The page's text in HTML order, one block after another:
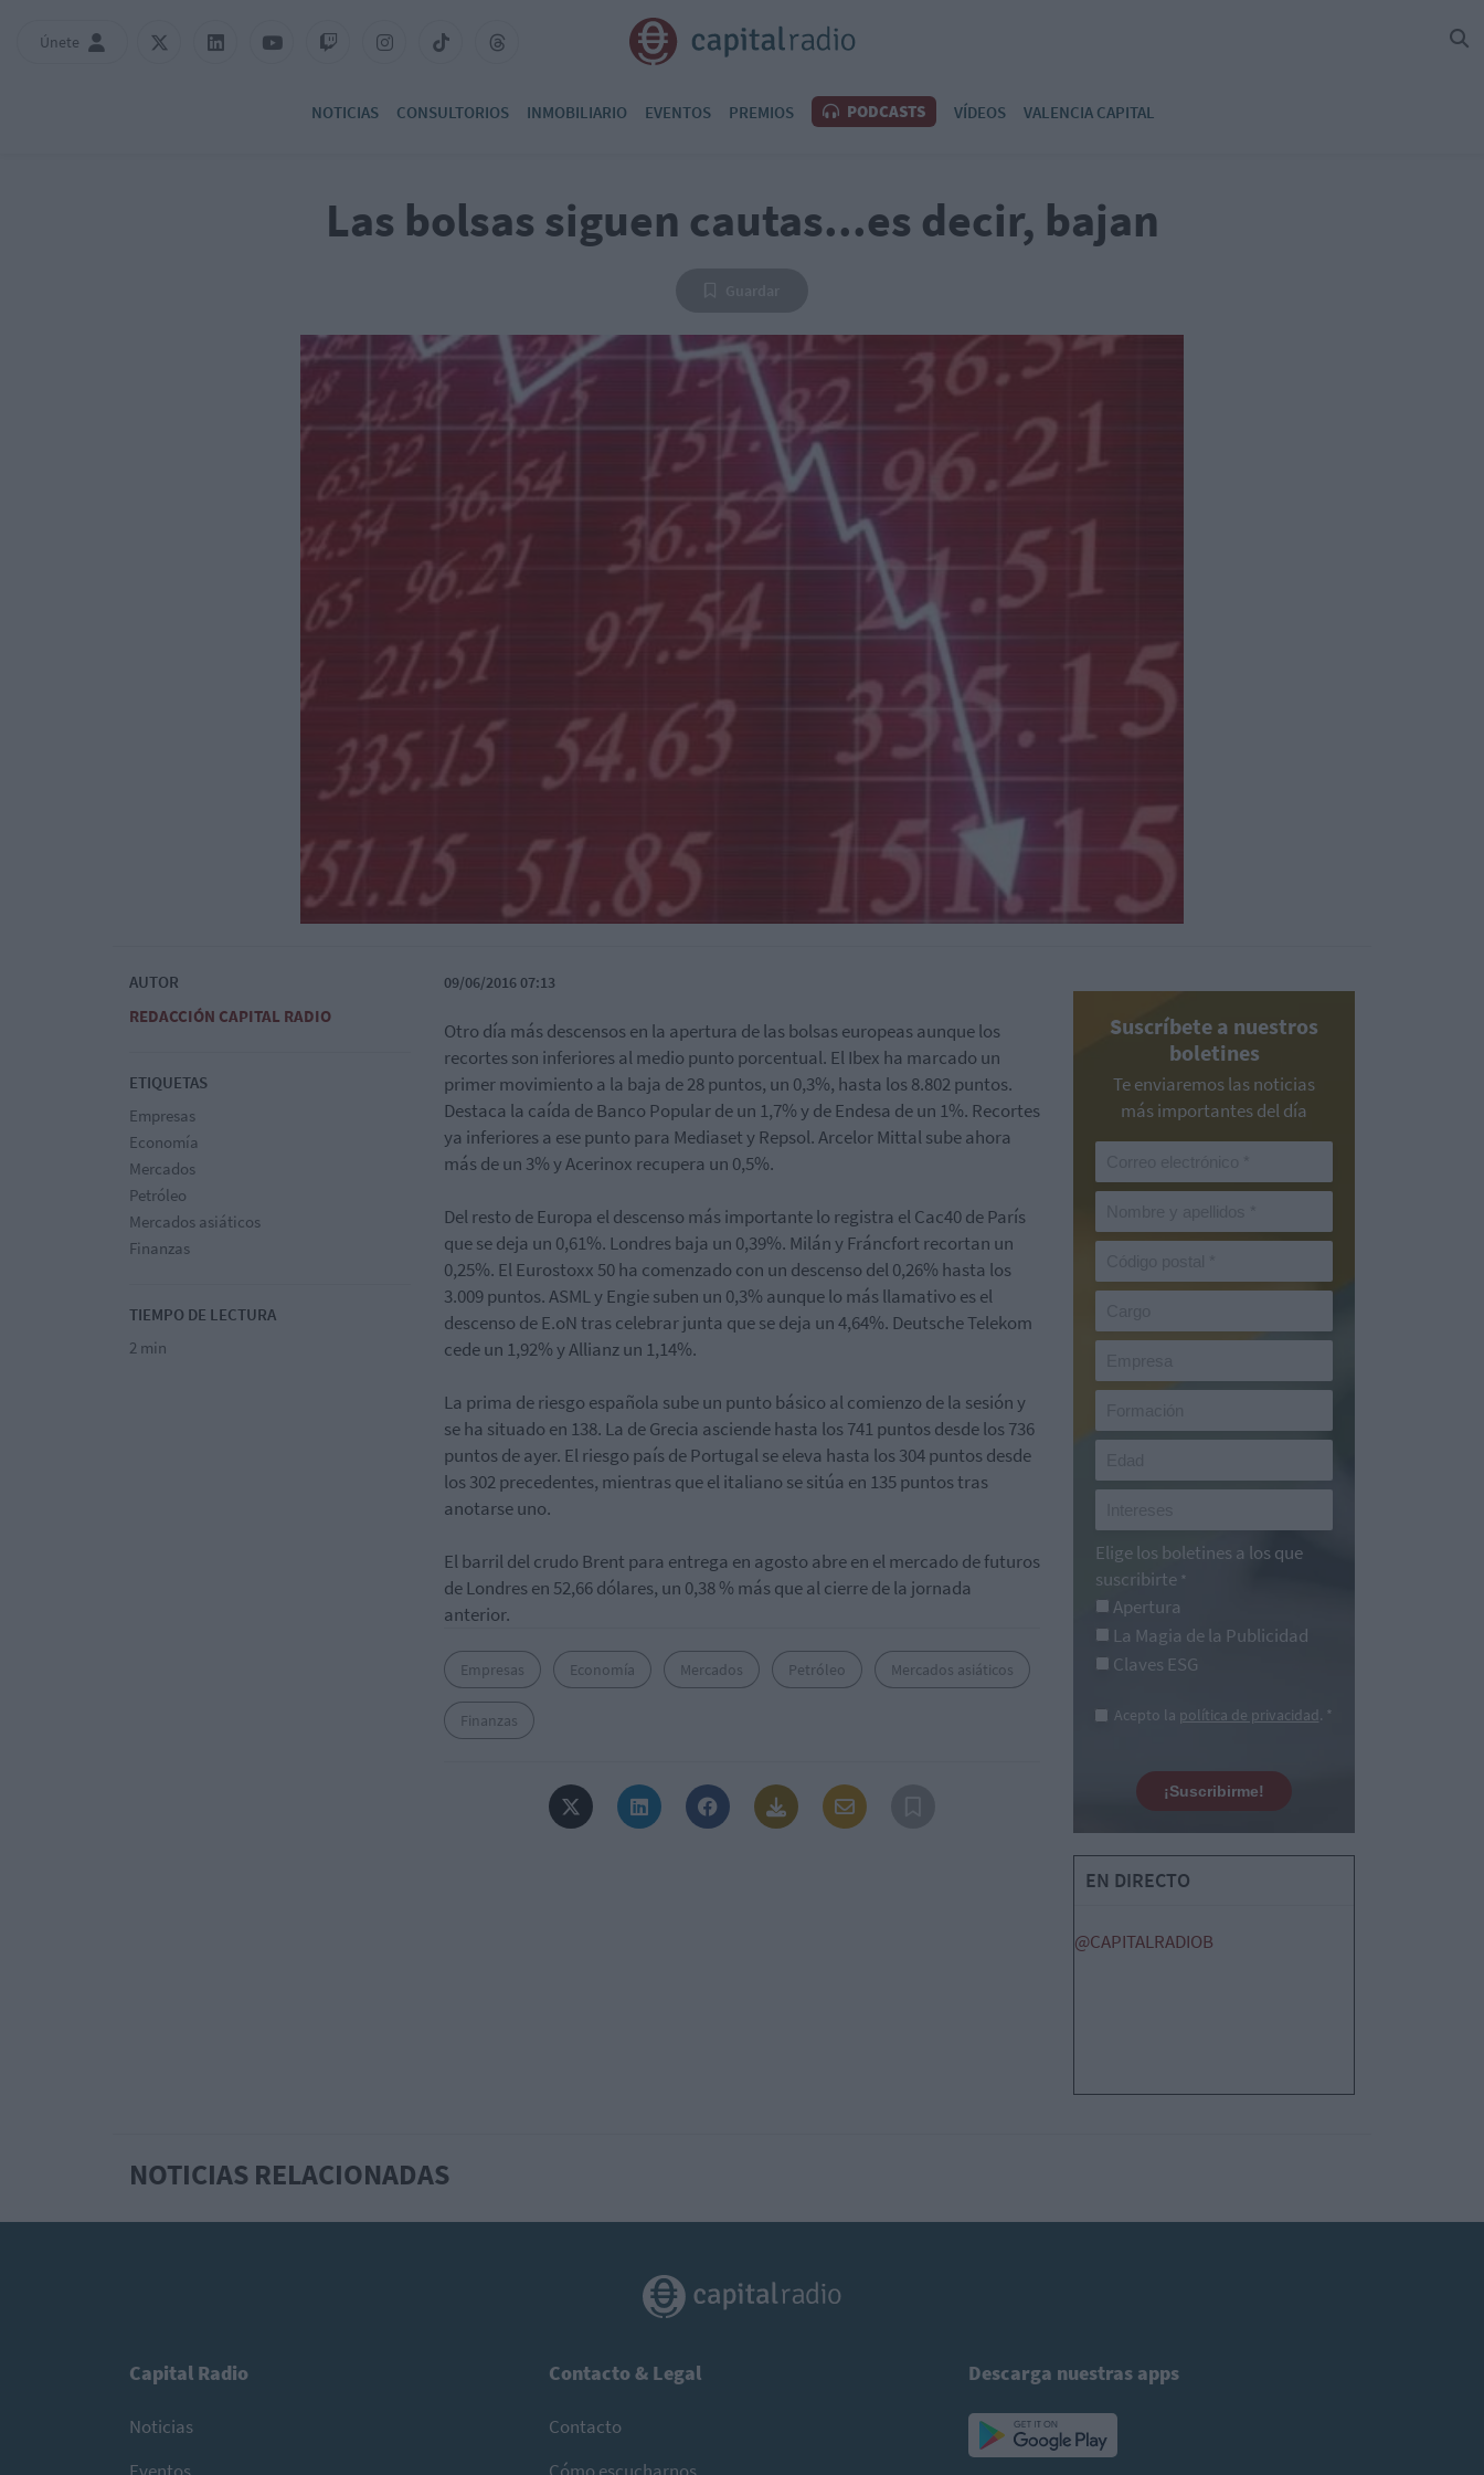
Únete
NOTICIAS CONSULTORIOS INMOBILIARIO EVENTOS PREMIOS PODCASTS VÍDEOS VALENCIA CAPITAL
Las bolsas siguen cautas...es decir, bajan
AUTOR
REDACCIÓN CAPITAL RADIO
ETIQUETAS
Empresas
Economía
Mercados
Petróleo
Mercados asiáticos
Finanzas
TIEMPO DE LECTURA
2 min
09/06/2016 07:13
Otro día más descensos en la apertura de las bolsas europeas aunque los
recortes son inferiores al medio punto porcentual. El Ibex ha marcado un
primer movimiento a la baja de 28 puntos, un 0,3%, hasta los 8.802 puntos.
Destaca la caída de Banco Popular de un 1,7% y de Endesa de un 1%. Recortes
ya inferiores a ese punto para Mediaset y Repsol. Arcelor Mittal sube ahora
más de un 3% y Acerinox recupera un 0,5%.
Del resto de Europa el descenso más importante lo registra el Cac40 de París
que se deja un 0,61%. Londres baja un 0,39%. Milán y Fráncfort recortan un
0,25%. El Eurostoxx 50 ha comenzado con un descenso del 0,26% hasta los
3.009 puntos. ASML y Engie suben un 0,3% aunque lo más llamativo es el
descenso de E.oN tras celebrar junta que se deja un 4,64%. Deutsche Telekom
cede un 1,92% y Allianz un 1,14%.
La prima de riesgo española sube un punto básico al comienzo de la sesión y
se ha situado en 138. La de Grecia asciende hasta los 741 puntos desde los 736
puntos de ayer. El riesgo país de Portugal se eleva hasta los 304 puntos desde
los 302 precedentes, mientras que el italiano se sitúa en 135 puntos tras
anotarse uno.
El barril del crudo Brent para entrega en agosto abre en el mercado de futuros
de Londres en 52,66 dólares, un 0,38 % más que al cierre de la jornada
anterior.
Empresas Economía Mercados Petróleo Mercados asiáticos
Finanzas
Suscríbete a nuestros
boletines
Te enviaremos las noticias
más importantes del día
Elige los boletines a los que
suscribirte *
Apertura
La Magia de la Publicidad
Claves ESG
Acepto la política de privacidad. *
¡Suscribirme!
EN DIRECTO
@CAPITALRADIOB
NOTICIAS RELACIONADAS
Capital Radio
Noticias
Contacto & Legal
Contacto
Descarga nuestras apps